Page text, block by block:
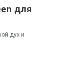
для
дух и